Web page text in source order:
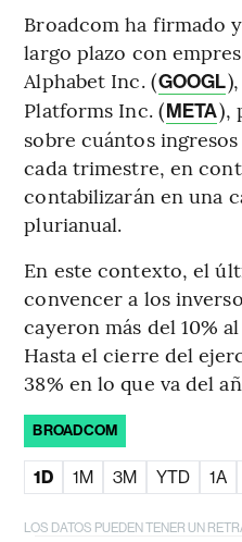
Broadcom ha firmado
largo plazo con
Alphabet Inc. (GOOGL
Platforms Inc. (META),
sobre cuántos
cada trimestre, en
contabilizarán en una
plurianual.
En este contexto, el
convencer a los
cayeron más del 10%
Hasta el cierre del
38% en lo que va del
BROADCOM
1D 1M 3M YTD 1A
LOS DATOS PUEDEN TENER UN